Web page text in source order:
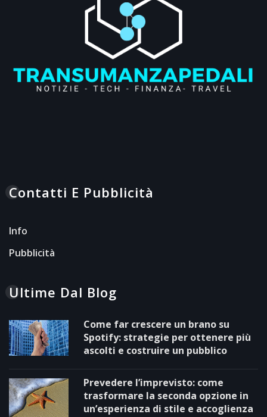
Contatti E Pubblicità
Info
Pubblicità
Ultime Dal Blog
Come far crescere un brano su
Spotify: strategie per ottenere più
ascolti e costruire un pubblico
Prevedere l’imprevisto: come
trasformare la seconda opzione in
un’esperienza di stile e accoglienza